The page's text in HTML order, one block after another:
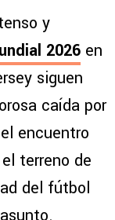
y
2026 en
siguen
caída por
encuentro
terreno de
del fútbol